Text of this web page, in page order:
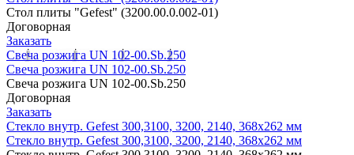
Стол плиты "Gefest" (3200.00.0.002-01)
Договорная
Заказать
Свеча розжига UN 102-00.Sb.250
Свеча розжига UN 102-00.Sb.250
Свеча розжига UN 102-00.Sb.250
Договорная
Заказать
Стекло внутр. Gefest 300,3100, 3200, 2140, 368х262 мм
Стекло внутр. Gefest 300,3100, 3200, 2140, 368х262 мм